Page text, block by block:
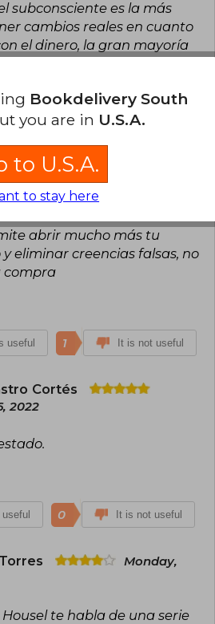
subconsciente es la más
cambios reales en cuanto
el dinero, la gran mayoría
Tuesday, October 04,
abrir mucho más tu
eliminar creencias falsas, no
compra
useful 1 It is not useful
Cortés
2022
0 It is not useful
Monday,
te habla de una serie
Bookdelivery South
you are in U.S.A.
to U.S.A.
to stay here